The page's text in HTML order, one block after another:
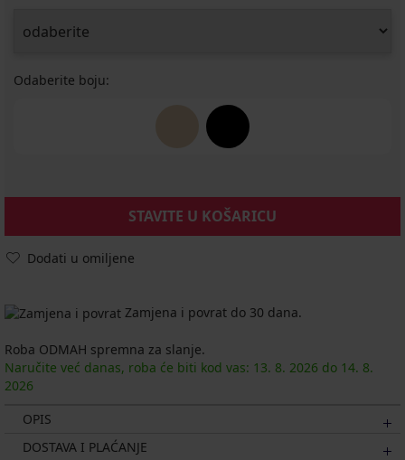
Odaberite boju:
STAVITE U KOŠARICU
Dodati u omiljene
Zamjena i povrat do 30 dana.
Roba ODMAH spremna za slanje.
Naručite već danas, roba će biti kod vas: 13. 8. 2026 do 14. 8.
2026
OPIS
DOSTAVA I PLAĆANJE